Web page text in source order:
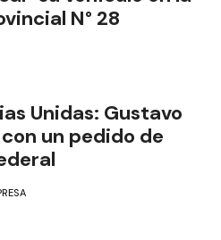
N° 28
Unidas: Gustavo
un pedido de